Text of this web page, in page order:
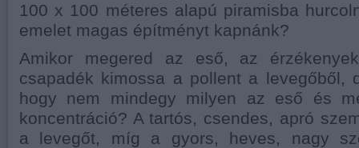
100 x 100 méteres alapú piramisba
emelet magas építményt kapnánk?
Amikor megered az eső, az
csapadék kimossa a pollent a levegőből,
hogy nem mindegy milyen az eső és
koncentráció? A tartós, csendes, apró
a levegőt, míg a gyors, heves, nagy